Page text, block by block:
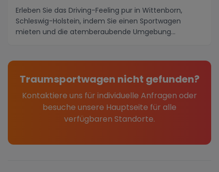
Erleben Sie das Driving-Feeling pur in Wittenborn,
Schleswig-Holstein, indem Sie einen Sportwagen
mieten und die atemberaubende Umgebung
Traumsportwagen nicht gefunden?
Kontaktiere uns für individuelle Anfragen oder
besuche unsere Hauptseite für alle
verfügbaren Standorte.